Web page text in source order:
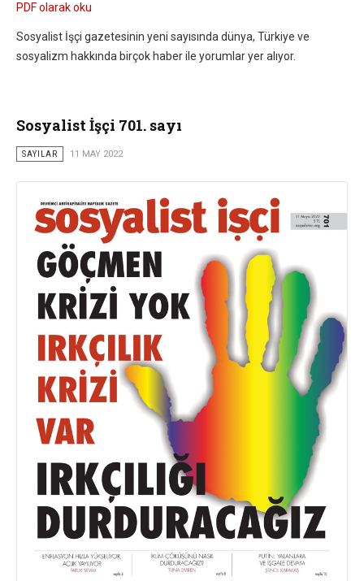
PDF olarak oku
Sosyalist İşçi gazetesinin yeni sayısında dünya, Türkiye ve
sosyalizm hakkında birçok haber ile yorumlar yer alıyor.
Sosyalist İşçi 701. sayı
SAYILAR 11 MAY 2022